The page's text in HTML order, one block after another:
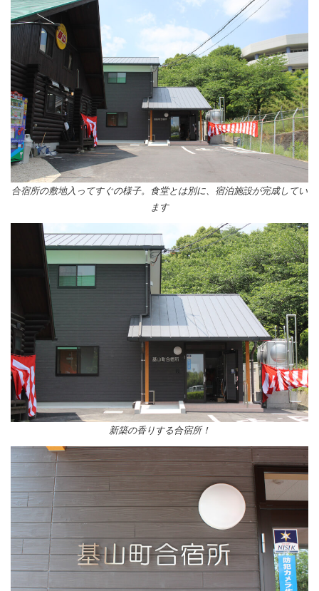
合宿所の敷地入ってすぐの様子。食堂とは別に、宿泊施設が完成してい
ます
新築の香りする合宿所！